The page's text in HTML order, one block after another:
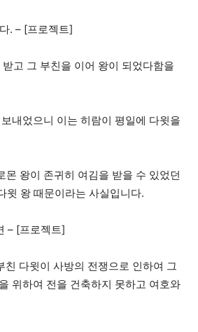
. – [프로젝트]
고 그 부친을 이어 왕이 되었다함을
내었으니 이는 히람이 평일에 다윗을
몬 왕이 존귀히 여김을 받을 수 있었던
윗 왕 때문이라는 사실입니다.
– [프로젝트]
친 다윗이 사방의 전쟁으로 인하여 그
위하여 전을 건축하지 못하고 여호와